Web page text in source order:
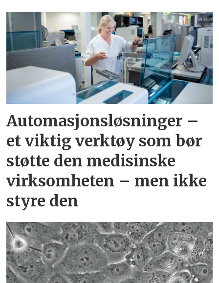
Automasjonsløsninger –
et viktig verktøy som bør
støtte den medisinske
virksomheten – men ikke
styre den